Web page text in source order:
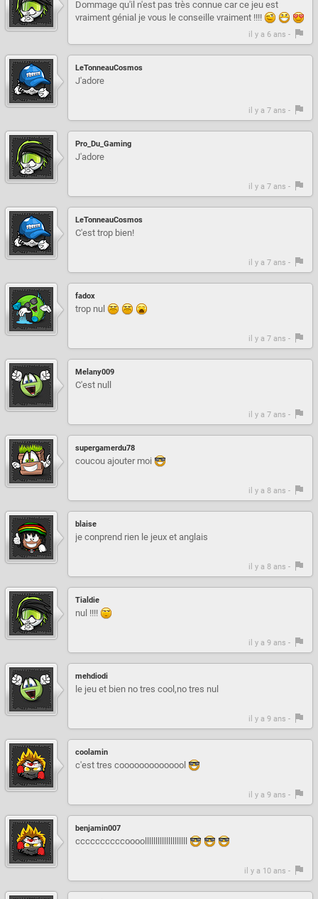
Dommage qu'il n'est pas très connue car ce jeu est
vraiment génial je vous le conseille vraiment !!!!
il y a 6 ans -
LeTonneauCosmos
J'adore
il y a 7 ans -
Pro_Du_Gaming
J'adore
il y a 7 ans -
LeTonneauCosmos
C'est trop bien!
il y a 7 ans -
fadox
trop nul
il y a 7 ans -
Melany009
C'est null
il y a 7 ans -
supergamerdu78
coucou ajouter moi
il y a 8 ans -
blaise
je conprend rien le jeux et anglais
il y a 8 ans -
Tialdie
nul !!!!
il y a 9 ans -
mehdiodi
le jeu et bien no tres cool,no tres nul
il y a 9 ans -
coolamin
c'est tres coooooooooooool
il y a 9 ans -
benjamin007
ccccccccccoooollllllllllllllllllll
il y a 10 ans -